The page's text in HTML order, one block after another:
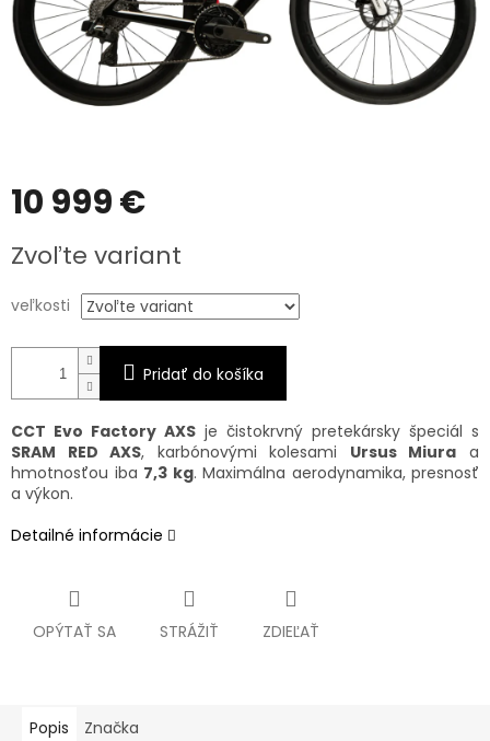
10 999 €
cena:
Zvoľte variant
veľkosti
Pridať do košíka
CCT Evo Factory AXS je čistokrvný pretekársky špeciál s
SRAM RED AXS, karbónovými kolesami Ursus Miura a
hmotnosťou iba 7,3 kg. Maximálna aerodynamika, presnosť
a výkon.
Detailné informácie
OPÝTAŤ SA STRÁŽIŤ ZDIEĽAŤ
Popis Značka